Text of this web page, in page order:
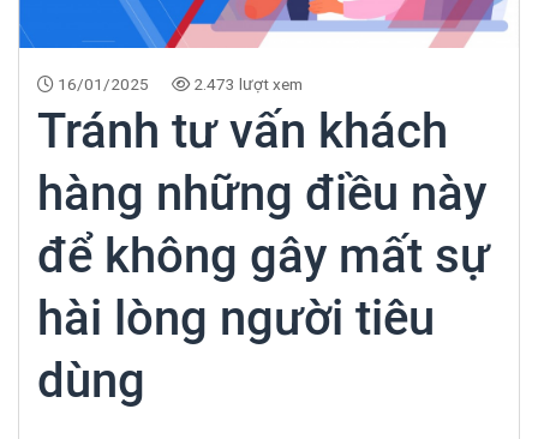
16/01/2025 2.473 lượt xem
Tránh tư vấn khách
hàng những điều này
để không gây mất sự
hài lòng người tiêu
dùng